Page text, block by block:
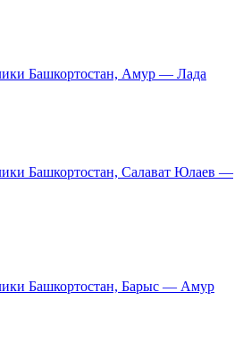
Башкортостан, Амур — Лада
Башкортостан, Салават Юлаев —
Башкортостан, Барыс — Амур